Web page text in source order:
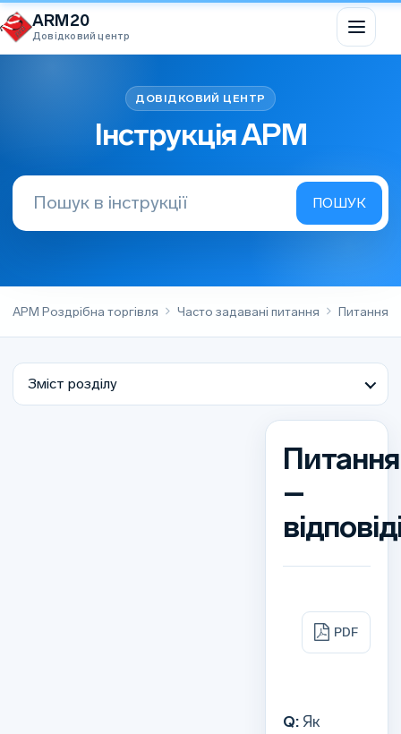
Перейти до вмісту
ARM20
Довідковий центр
Інструкція АРМ
АРМ Роздрібна торгівля Часто задавані питання Питання –
Зміст розділу
Питання
–
PDF
Q: Як